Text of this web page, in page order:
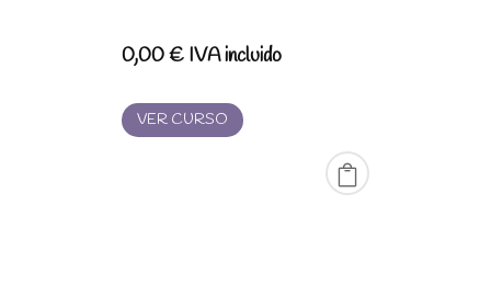
0,00€ IVA incluido
VER CURSO